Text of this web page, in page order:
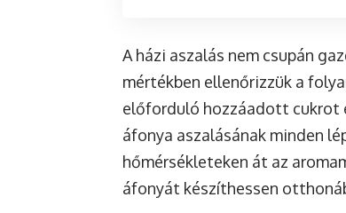
A házi aszalás nem csupán
mértékben ellenőrizzük a
előforduló hozzáadott cukrot
áfonya aszalásának minden
hőmérsékleteken át az
áfonyát készíthessen